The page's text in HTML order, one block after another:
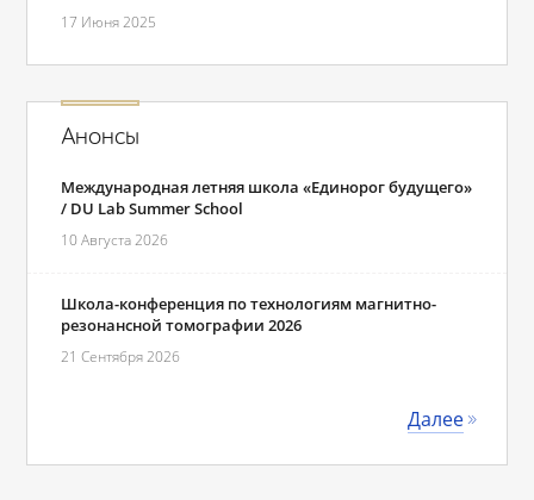
17 Июня 2025
Анонсы
Международная летняя школа «Единорог будущего»
/ DU Lab Summer School
10 Августа 2026
Школа-конференция по технологиям магнитно-
резонансной томографии 2026
21 Сентября 2026
Далее